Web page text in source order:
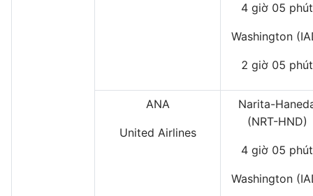
4 giờ 05 phút
Washington
2 giờ 05 phút
ANA
United Airlines
Narita-
(NRT-HND)
4 giờ 05 phút
Washington